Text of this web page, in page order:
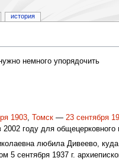
немного упорядочить
1903, Томск— 23 сентября
году для общецерковного
любила Дивеево,
5 сентября 1937 г.
история